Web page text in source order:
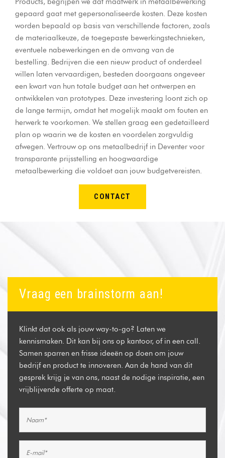
gepaard gaat met gepersonaliseerde kosten. Deze kosten
worden bepaald op basis van verschillende factoren, zoals
de materiaalkeuze, de toegepaste bewerkingstechnieken,
eventuele nabewerkingen en de omvang van de
bestelling. Bedrijven die een nieuw product of onderdeel
willen laten vervaardigen, besteden doorgaans ongeveer
een kwart van hun totale budget aan het ontwerpen en
ontwikkelen van prototypes. Deze investering loont zich op
de lange termijn, omdat het mogelijk maakt om fouten en
herwerk te voorkomen. We stellen graag een gedetailleerd
plan op waarin we de kosten en voordelen zorgvuldig
afwegen. Vertrouw op ons metaalbedrijf in Deventer voor
transparante prijsstelling en hoogwaardige
metaalbewerking die voldoet aan jouw budgetvereisten.
CONTACT
Vraag een brainstorm aan!
Klinkt dat ook als jouw way-to-go? Laten we
kennismaken. Dit kan bij ons op kantoor, of in een call.
Samen sparren en frisse ideeën op doen om jouw
bedrijf en product te innoveren. Aan de hand van dit
gesprek krijg je van ons, naast de nodige inspiratie, een
vrijblijvende offerte op maat.